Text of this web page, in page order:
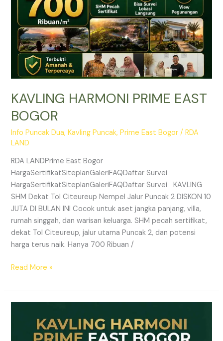
KAVLING HARMONI PRIME EAST
BOGOR
Info Puncak Dua,Kavling Puncak,Prime East Bogor /RDA
LAND
RDA LANDPrime East Bogor
HargaSertifikatSiteplanGaleriFAQDaftar Survei
HargaSertifikatSiteplanGaleriFAQDaftar Survei KAVLING
SHM Dekat Tol Citeureup Nempel Jalur Puncak 2 DISKON 10
JUTA DI BULAN INI Cocok untuk aset jangka panjang, villa,
rumah singgah, dan warisan keluarga. SHM pecah sertifikat,
dekat Tol Citeureup, jalur utama Puncak 2, dan potensi
harga terus naik. Hanya 700 Ribuan /
Read More »